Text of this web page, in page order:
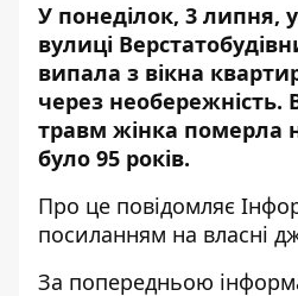
У понеділок, 3 липня,
вулиці
випала з вікна
через необережність.
травм жінка померла
було 95 років.
Про це повідомляє
посиланням на власні
За попередньою